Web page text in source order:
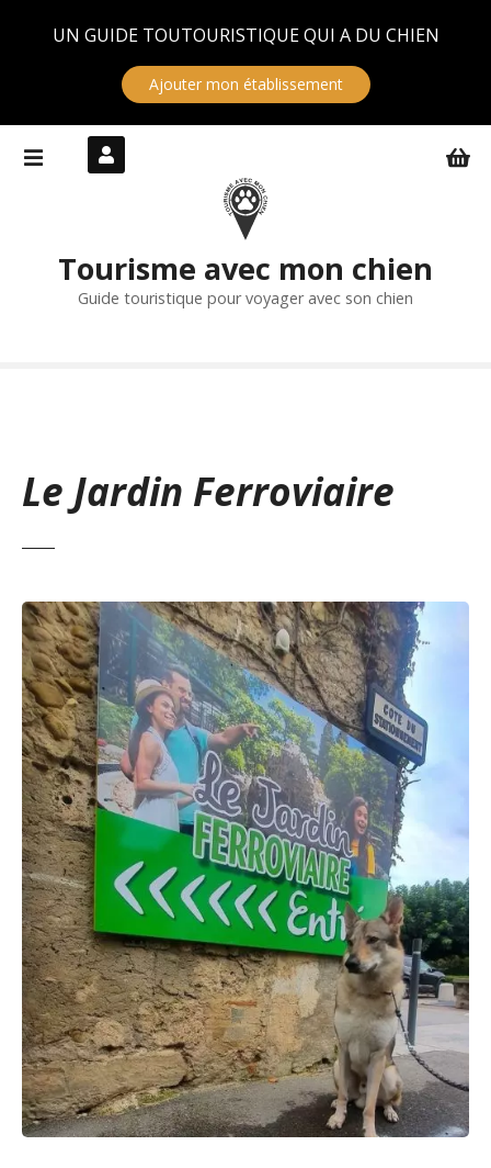
UN GUIDE TOUTOURISTIQUE QUI A DU CHIEN
Ajouter mon établissement
Tourisme avec mon chien
Guide touristique pour voyager avec son chien
Le Jardin Ferroviaire